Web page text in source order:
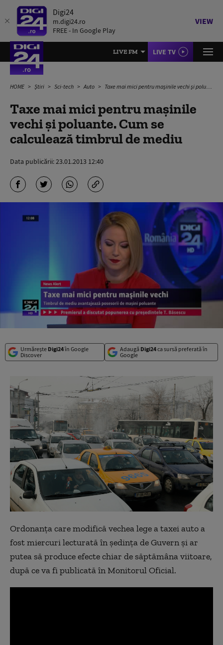
Digi24
m.digi24.ro
FREE - In Google Play
VIEW
LIVE FM LIVE TV
HOME Știri Sci-tech Auto Taxe mai mici pentru mașinile vechi și poluante. Cum se calculează timbrul de mediu
Taxe mai mici pentru mașinile
vechi și poluante. Cum se
calculează timbrul de mediu
Data publicării:23.01.2013 12:40
Urmărește Digi24în Google
Discover
Adaugă Digi24ca sursă preferată în
Google
Ordonanța care modifică vechea lege a taxei auto a
fost miercuri lecturată în ședința de Guvern și ar
putea să produce efecte chiar de săptămâna viitoare,
după ce va fi publicată în Monitorul Oficial.